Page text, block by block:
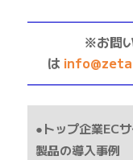
※お問
は
●トップ企業EC
製品の導入事例